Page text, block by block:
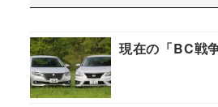
現在の「BC戦